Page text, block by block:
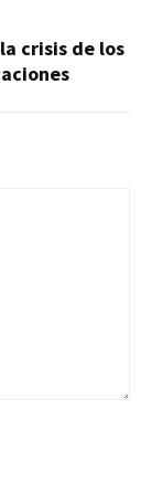
crisis de los